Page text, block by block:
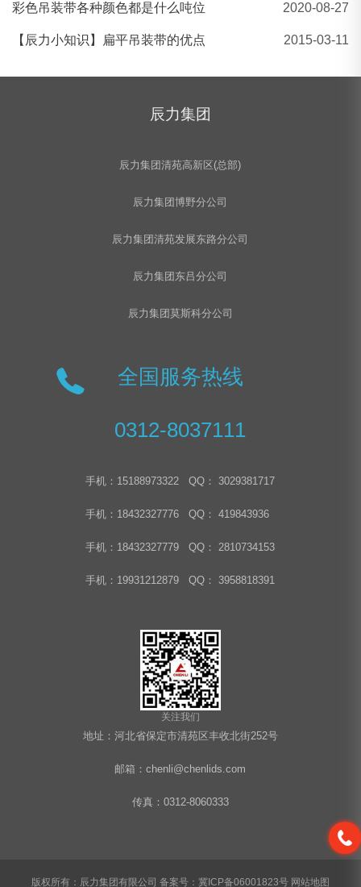
彩色吊装带各种颜色都是什么吨位 2020-08-27
【辰力小知识】扁平吊装带的优点 2015-03-11
辰力集团
辰力集团清苑高新区(总部)
辰力集团博野分公司
辰力集团清苑发展东路分公司
辰力集团东吕分公司
辰力集团莫斯科分公司
全国服务热线
0312-8037111
手机：15188973322 QQ： 3029381717
手机：18432327776 QQ： 419843936
手机：18432327779 QQ： 2810734153
手机：19931212879 QQ： 3958818391
关注我们
地址：河北省保定市清苑区丰收北街252号
邮箱：chenli@chenlids.com
传真：0312-8060333
版权所有：辰力集团有限公司 备案号：冀ICP备06001823号 网站地图